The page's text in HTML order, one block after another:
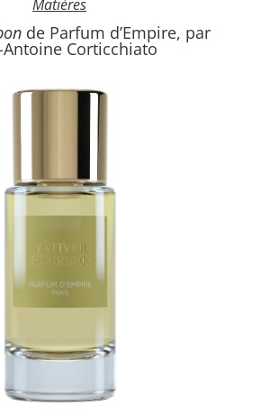
Matières
de Parfum d’Empire, par
Antoine Corticchiato